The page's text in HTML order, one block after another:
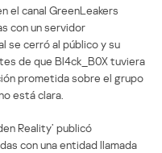
el canal GreenLeakers
con un servidor
se cerró al público y su
de que Bl4ck_B0X tuviera
prometida sobre el grupo
está clara.
Reality’ publicó
con una entidad llamada